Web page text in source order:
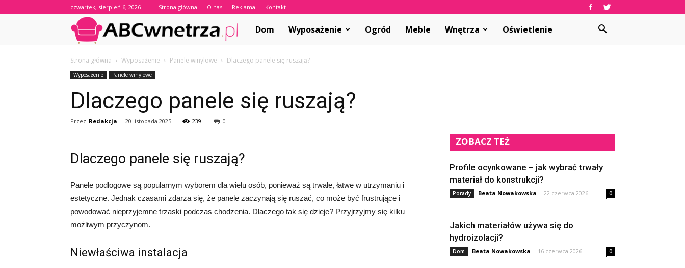
czwartek, sierpień 6, 2026 Strona główna O nas Reklama Kontakt
ABCwnetrza.pl
Dom Wyposażenie Ogród Meble Wnętrza Oświetlenie
Strona główna Wyposażenie Panele winylowe Dlaczego panele się ruszają?
Wyposażenie Panele winylowe
Dlaczego panele się ruszają?
Przez Redakcja - 20 listopada 2025 239 0
Dlaczego panele się ruszają?
Panele podłogowe są popularnym wyborem dla wielu osób, ponieważ są trwałe, łatwe w utrzymaniu i
estetyczne. Jednak czasami zdarza się, że panele zaczynają się ruszać, co może być frustrujące i
powodować nieprzyjemne trzaski podczas chodzenia. Dlaczego tak się dzieje? Przyjrzyjmy się kilku
możliwym przyczynom.
Niewłaściwa instalacja
ZOBACZ TEŻ
Profile ocynkowane – jak wybrać trwały
materiał do konstrukcji?
Porady Beata Nowakowska - 22 czerwca 2026 0
Jakich materiałów używa się do
hydroizolacji?
Dom Beata Nowakowska - 16 czerwca 2026 0